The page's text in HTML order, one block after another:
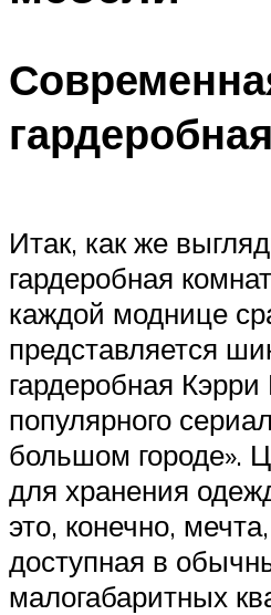
Итак, как же
гардеробная
каждой моднице
представляется
гардеробная
популярного
большом городе».
для хранения
это, конечно,
доступная в
малогабаритных